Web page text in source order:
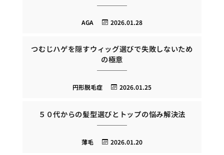
2026.01.28
AGA
つむじハゲを隠すウィッグ選びで失敗しないため
の極意
2026.01.25
円形脱毛症
５０代からの髪型選びとトップの悩み解決法
2026.01.20
薄毛